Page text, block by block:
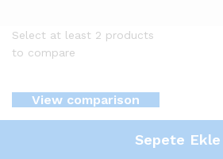
Sepete Ekle
Select at least 2 products
to compare
View comparison